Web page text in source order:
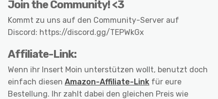
Join the Community! <3
Kommt zu uns auf den Community-Server auf
Discord: https://discord.gg/TEPWkGx
Affiliate-Link:
Wenn ihr Insert Moin unterstützen wollt, benutzt doch
einfach diesen Amazon-Affiliate-Link für eure
Bestellung. Ihr zahlt dabei den gleichen Preis wie